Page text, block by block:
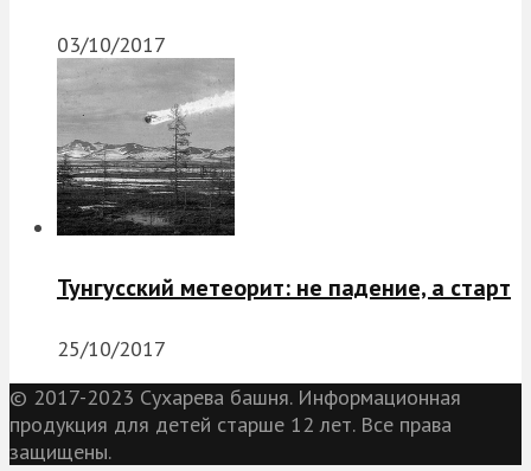
03/10/2017
Тунгусский метеорит: не падение, а старт
25/10/2017
© 2017-2023 Сухарева башня. Информационная
продукция для детей старше 12 лет. Все права
защищены.